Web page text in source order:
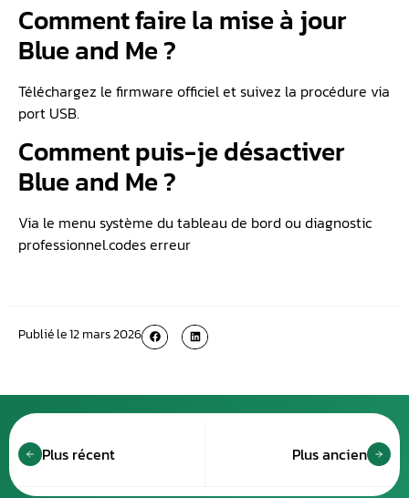
Comment faire la mise à jour
Blue and Me ?
Téléchargez le firmware officiel et suivez la procédure via
port USB.
Comment puis-je désactiver
Blue and Me ?
Via le menu système du tableau de bord ou diagnostic
professionnel.codes erreur
Publié le12 mars 2026
Plus récent Plus ancien